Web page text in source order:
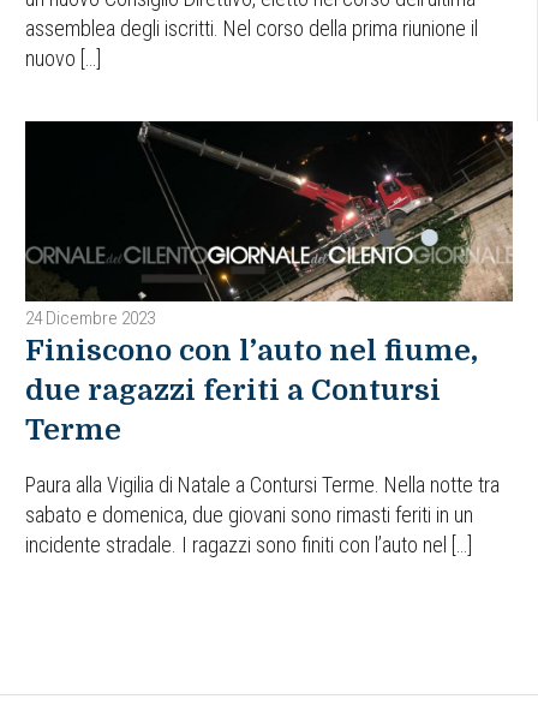
assemblea degli iscritti. Nel corso della prima riunione il
nuovo […]
24 Dicembre 2023
Finiscono con l’auto nel fiume,
due ragazzi feriti a Contursi
Terme
Paura alla Vigilia di Natale a Contursi Terme. Nella notte tra
sabato e domenica, due giovani sono rimasti feriti in un
incidente stradale. I ragazzi sono finiti con l’auto nel […]